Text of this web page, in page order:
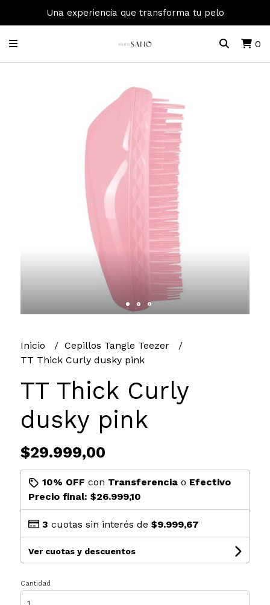
Una experiencia que transforma tu pelo
0
Inicio
Cepillos Tangle Teezer
TT Thick Curly dusky pink
TT Thick Curly
dusky pink
$29.999,00
10% OFF con Transferenciao Efectivo
Precio final: $26.999,10
3 cuotas sin interés de $9.999,67
Ver cuotas y descuentos
Cantidad